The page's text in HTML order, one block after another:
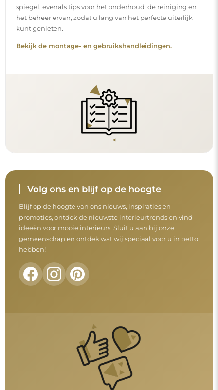
spiegel, evenals tips voor het onderhoud, de reiniging en
het beheer ervan, zodat u lang van het perfecte uiterlijk
kunt genieten.
Bekijk de montage- en gebruikshandleidingen.
Volg ons en blijf op de hoogte
Blijf op de hoogte van ons nieuws, inspiraties en
promoties, ontdek de nieuwste interieurtrends en vind
ideeën voor mooie interieurs. Sluit u aan bij onze
gemeenschap en ontdek wat wij speciaal voor u in petto
hebben!